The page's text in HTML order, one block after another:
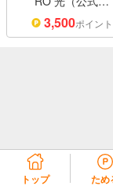
3,500ポイント
トップ ため